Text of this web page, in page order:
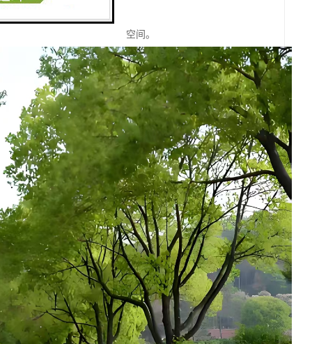
，为家属提供缅怀和纪念的空间。